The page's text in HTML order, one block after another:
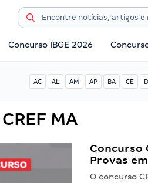
Concurso IBGE 2026
AC AL AM AP BA CE
MA
Concurso
Provas
O concurso